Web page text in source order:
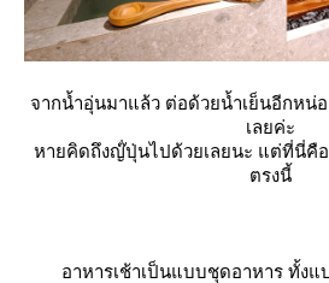
จากน้ำอุ่นมาแล้ว ต่อด้วยน้ำเย็นอีกหน่
เลยค่ะ
หายคิดถึงญ๊่ปุ่นไปด้วยเลยนะ แต่ที่นี่คื
ตรงนี้
อาหารเช้าเป็นแบบชุดอาหาร ทั้ง